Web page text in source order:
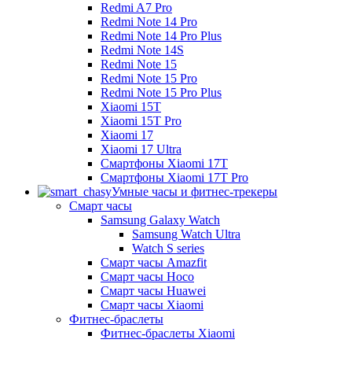
Redmi A7 Pro
Redmi Note 14 Pro
Redmi Note 14 Pro Plus
Redmi Note 14S
Redmi Note 15
Redmi Note 15 Pro
Redmi Note 15 Pro Plus
Xiaomi 15T
Xiaomi 15T Pro
Xiaomi 17
Xiaomi 17 Ultra
Смартфоны Xiaomi 17Т
Смартфоны Xiaomi 17Т Pro
Умные часы и фитнес-трекеры
Смарт часы
Samsung Galaxy Watch
Samsung Watch Ultra
Watch S series
Смарт часы Amazfit
Смарт часы Hoco
Смарт часы Huawei
Смарт часы Xiaomi
Фитнес-браслеты
Фитнес-браслеты Xiaomi